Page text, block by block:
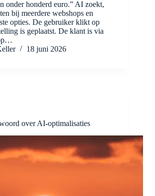
onder honderd euro.” AI zoekt,
bij meerdere webshops en
opties. De gebruiker klikt op
is geplaatst. De klant is via
18 juni 2026
over AI-optimalisaties